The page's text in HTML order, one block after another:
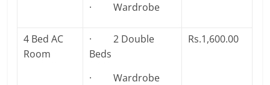
· Wardrobe
4 Bed AC
Room
· 2 Double
Beds
· Wardrobe
Rs.1,600.00